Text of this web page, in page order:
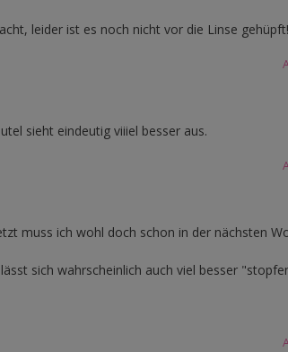
leider ist es noch nicht vor die Linse gehüpft!
sieht eindeutig viiiel besser aus.
muss ich wohl doch schon in der nächsten
sich wahrscheinlich auch viel besser